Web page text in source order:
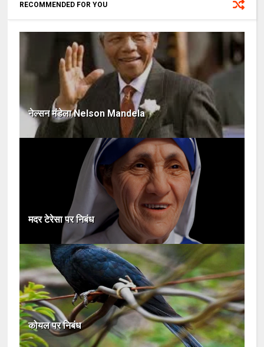
RECOMMENDED FOR YOU
नेल्सन मंडेला Nelson Mandela
मदर टेरेसा पर निबंध
कोयल पर निबंध